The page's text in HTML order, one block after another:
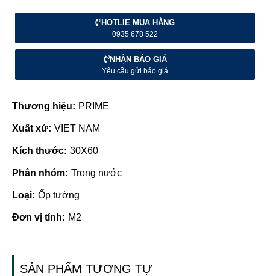
HOTLIE MUA HÀNG
0935 678 522
NHẬN BÁO GIÁ
Yêu cầu gửi báo giá
Thương hiệu: PRIME
Xuất xứ: VIET NAM
Kích thước: 30X60
Phân nhóm: Trong nước
Loại: Ốp tường
Đơn vị tính: M2
SẢN PHẨM TƯƠNG TỰ